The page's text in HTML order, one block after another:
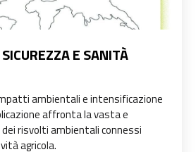
E SANITÀ
ambientali e intensificazione
affronta la vasta e
risvolti ambientali connessi
agricola.